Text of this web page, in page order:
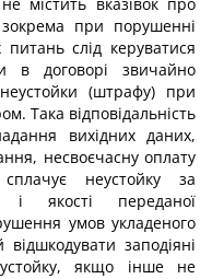
зокрема при порушенні
слід керуватися
в договорі звичайно
(штрафу) при
Така відповідальність
вихідних даних,
несвоєчасну оплату
неустойку за
і якості переданої
умов укладеного
заподіяні
якщо інше не